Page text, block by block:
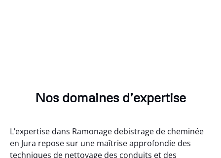
Nos domaines d’expertise
L’expertise dans Ramonage debistrage de cheminée
en Jura repose sur une maîtrise approfondie des
techniques de nettoyage des conduits et des